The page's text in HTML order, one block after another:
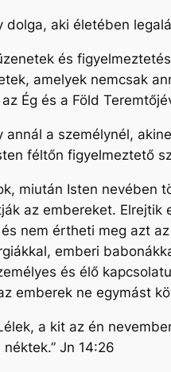
dolga, aki életében
és
amelyek nemcsak
Ég és a Föld
a személynél,
féltőn figyelmeztető
miután Isten
az embereket.
nem értheti meg azt
emberi
és élő
emberek ne egymást
a kit az én
Jn 14:26